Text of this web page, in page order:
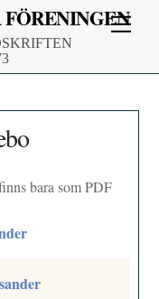
bara som PDF